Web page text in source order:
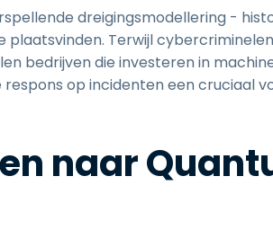
dreigingsmodellering -
Terwijl
bedrijven die investeren in
op incidenten een cruciaal
naar